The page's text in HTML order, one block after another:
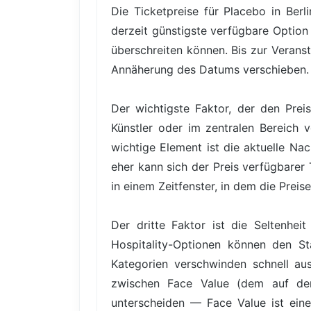
Die Ticketpreise für Placebo in
derzeit günstigste verfügbare Option
überschreiten können. Bis zur
Annäherung des Datums verschieben.
Der wichtigste Faktor, der den
Künstler oder im zentralen Bereich
wichtige Element ist die aktuelle
eher kann sich der Preis
in einem Zeitfenster, in dem die
Der dritte Faktor ist die Seltenheit
Hospitality-Optionen können den
Kategorien verschwinden schnell
zwischen Face Value (dem auf
unterscheiden — Face Value ist